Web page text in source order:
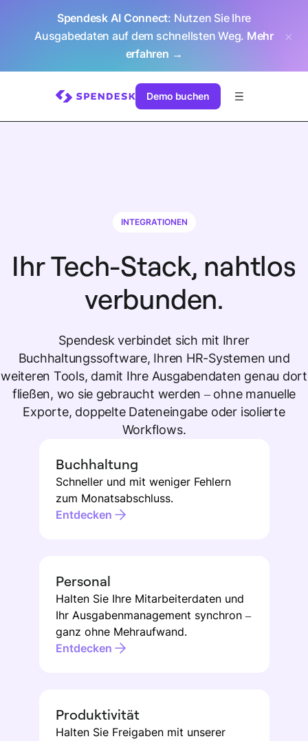
Spendesk AI Connect: Nutzen Sie Ihre
Ausgabedaten auf dem schnellsten Weg. Mehr
erfahren →
Demo buchen
INTEGRATIONEN
Ihr Tech-Stack, nahtlos
verbunden.
Spendesk verbindet sich mit Ihrer
Buchhaltungssoftware, Ihren HR-Systemen und
weiteren Tools, damit Ihre Ausgabendaten genau dort
fließen, wo sie gebraucht werden – ohne manuelle
Exporte, doppelte Dateneingabe oder isolierte
Workflows.
Buchhaltung
Schneller und mit weniger Fehlern
zum Monatsabschluss.
Entdecken
Personal
Halten Sie Ihre Mitarbeiterdaten und
Ihr Ausgabenmanagement synchron –
ganz ohne Mehraufwand.
Entdecken
Produktivität
Halten Sie Freigaben mit unserer